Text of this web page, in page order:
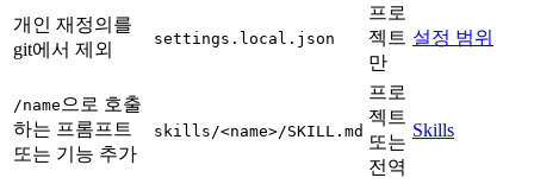
개인 재정의를
git에서 제외
settings.local.json
프로
젝트
만
설정 범위
/name 으로 호출
하는 프롬프트
또는 기능 추가
skills/<name>/SKILL.md
프로
젝트
또는
전역
Skills